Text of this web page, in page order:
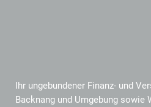
Ihr ungebundener Finanz- und
Backnang und Umgebung sowie